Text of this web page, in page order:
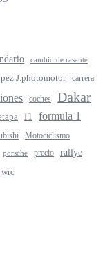
cambio de rasante
J.photomotor carrera
coches Dakar
f1 formula 1
Motociclismo
porsche precio rallye
wrc